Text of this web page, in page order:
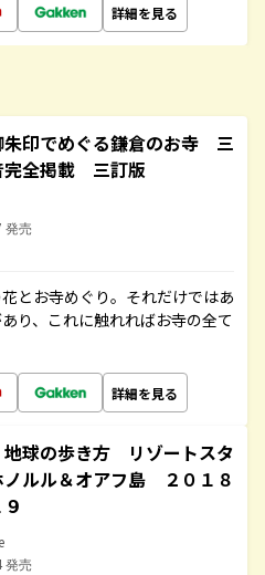
詳細を見る
印でめぐる鎌倉のお寺 三
完全掲載 三訂版
発売
とお寺めぐり。それだけではあ
り、これに触れればお寺の全て
詳細を見る
球の歩き方 リゾートスタ
ルル＆オアフ島 ２０１８
発売